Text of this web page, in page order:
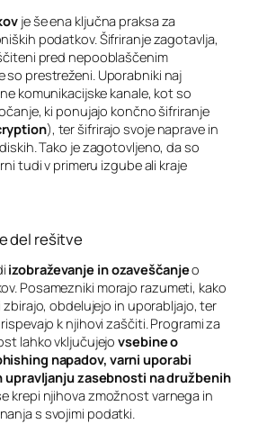
je še ena ključna praksa za
podatkov. Šifriranje zagotavlja,
pred nepooblaščenim
prestreženi. Uporabniki naj
komunikacijske kanale, kot so
ki ponujajo končno šifriranje
), ter šifrirajo svoje naprave in
Tako je zagotovljeno, da so
tudi v primeru izgube ali kraje
del rešitve
izobraževanje in ozaveščanjeo
Posamezniki morajo razumeti, kako
obdelujejo in uporabljajo, ter
k njihovi zaščiti. Programi za
lahko vključujejovsebine o
napadov, varni uporabi
zasebnosti na družbenih
krepi njihova zmožnost varnega in
s svojimi podatki.